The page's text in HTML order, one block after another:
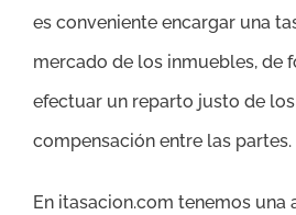
es conveniente encargar una
mercado de los inmuebles, de
efectuar un reparto justo de
compensación entre las partes.
En itasacion.com tenemos una